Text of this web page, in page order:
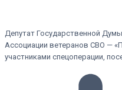
Депутат Государственной
Ассоциации ветеранов СВО —
участниками спецоперации,